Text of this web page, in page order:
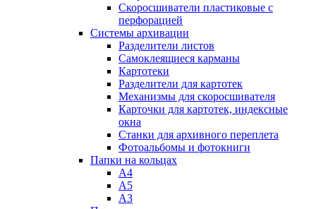
Скоросшиватели пластиковые с
перфорацией
Системы архивации
Разделители листов
Самоклеящиеся карманы
Картотеки
Разделители для картотек
Механизмы для скоросшивателя
Карточки для картотек, индексные
окна
Станки для архивного переплета
Фотоальбомы и фотокниги
Папки на кольцах
А4
А5
А3